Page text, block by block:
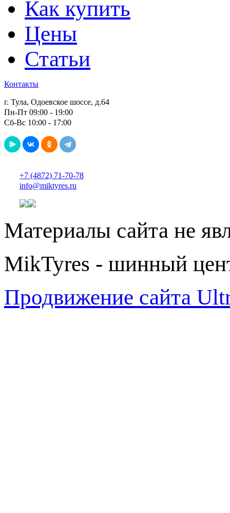
Как купить
Цены
Статьи
Контакты
г. Тула, Одоевское шоссе, д.64
Пн-Пт 09:00 - 19:00
Сб-Вс 10:00 - 17:00
+7 (4872) 71-70-78
info@miktyres.ru
Материалы сайта не
MikTyres - шинный
Продвижение сайта